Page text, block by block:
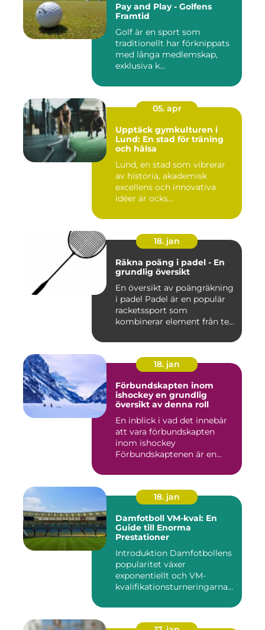
Pay and Play - Golfens
Framtid
Golf är en sport som
traditionellt har förknippats
med långa medlemskap,
exklusiva k...
05. apr
Upptäck gymkulturen i
Lund: En stad för träning
och hälsa
Lund, en stad som vibrerar
av historia, akademisk
excellens och innovativa
idéer är ocks...
18. jan
Räkna poäng i padel - En
grundlig översikt
En översikt av poängräkning
i padel Padel är en populär
racketssport som
kombinerar element från te...
18. jan
Förbundskapten inom
ishockey en grundlig
översikt av denna roll
En inblick i vad det innebär
att vara förbundskapten
inom ishockey
Förbundskaptenen är en
18. jan
Damfotboll VM-kval: En
Guide till Enorma
Prestationer
Introduktion Damfotbollens
popularitet växer
exponentiellt och VM-
kvalifikationsturneringarna